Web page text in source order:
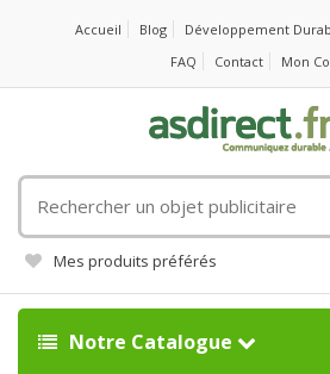
Accueil Blog Développement
FAQ
Contact Mon
un
objet
publicitaire
Mes produits préférés
Notre Catalogue